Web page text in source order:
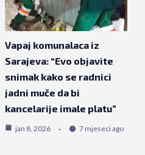
Vapaj komunalaca iz
Sarajeva: “Evo objavite
snimak kako se radnici
jadni muče da bi
kancelarije imale platu”
jan 8, 2026 7 mjeseci ago